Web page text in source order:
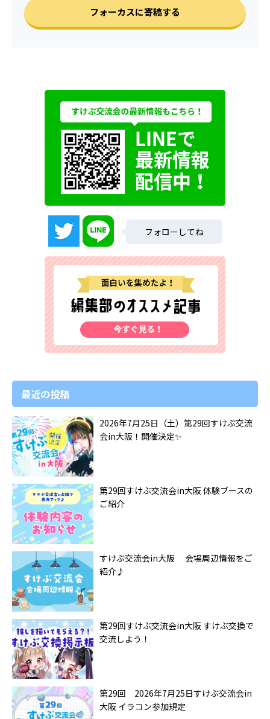
フォーカスに寄稿する
フォローしてね
最近の投稿
2026年7月25日（土）第29回すけぶ交流
会in大阪！開催決定✨️
第29回すけぶ交流会in大阪 体験ブースの
ご紹介
すけぶ交流会in大阪 会場周辺情報をご
紹介♪
第29回すけぶ交流会in大阪 すけぶ交換で
交流しよう！
第29回 2026年7月25日すけぶ交流会in
大阪 イラコン参加規定